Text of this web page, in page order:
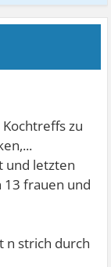
zu
und letzten
13 frauen und
n strich durch